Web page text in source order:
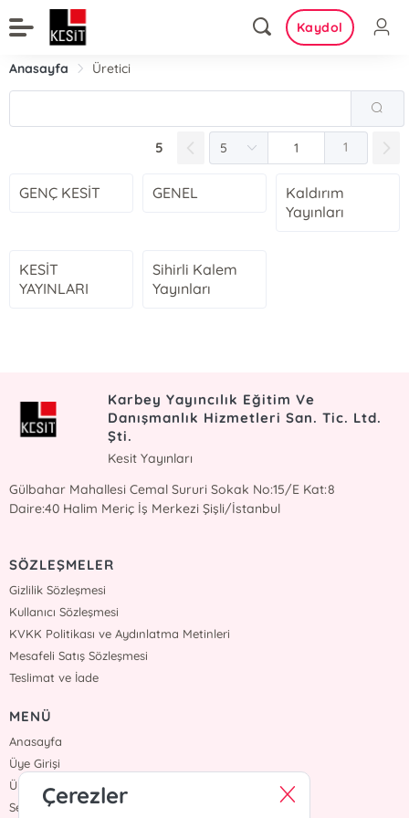
Kaydol
Anasayfa Üretici
5 1
GENÇ KESİT GENEL
Kaldırım
Yayınları
KESİT
YAYINLARI
Sihirli Kalem
Yayınları
Karbey Yayıncılık Eğitim Ve
Danışmanlık Hizmetleri San. Tic. Ltd.
Şti.
Kesit Yayınları
Gülbahar Mahallesi Cemal Sururi Sokak No:15/E Kat:8
Daire:40 Halim Meriç İş Merkezi Şişli/İstanbul
SÖZLEŞMELER
Gizlilik Sözleşmesi
Kullanıcı Sözleşmesi
KVKK Politikası ve Aydınlatma Metinleri
Mesafeli Satış Sözleşmesi
Teslimat ve İade
MENÜ
Anasayfa
Üye Girişi
Üye Ol
SepetimÇerezler